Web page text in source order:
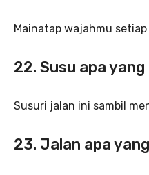
Mainatap wajahmu setiap
22. Susu apa
Susuri jalan ini sambil
23. Jalan apa